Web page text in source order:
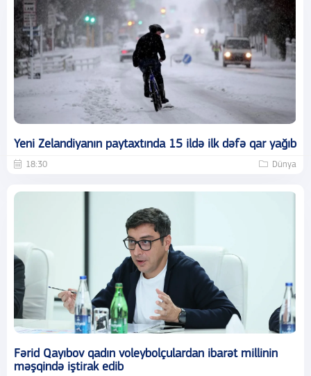
Yeni Zelandiyanın paytaxtında 15 ildə ilk dəfə qar yağıb
18:30 Dünya
Fərid Qayıbov qadın voleybolçulardan ibarət millinin
məşqində iştirak edib